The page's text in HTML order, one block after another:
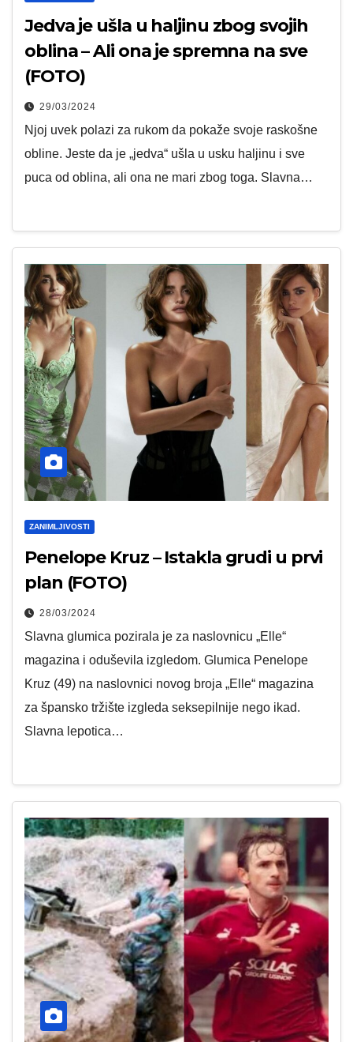
Jedva je ušla u haljinu zbog svojih
oblina – Ali ona je spremna na sve
(FOTO)
29/03/2024
Njoj uvek polazi za rukom da pokaže svoje raskošne
obline. Jeste da je „jedva“ ušla u usku haljinu i sve
puca od oblina, ali ona ne mari zbog toga. Slavna…
ZANIMLJIVOSTI
Penelope Kruz – Istakla grudi u prvi
plan (FOTO)
28/03/2024
Slavna glumica pozirala je za naslovnicu „Elle“
magazina i oduševila izgledom. Glumica Penelope
Kruz (49) na naslovnici novog broja „Elle“ magazina
za špansko tržište izgleda seksepilnije nego ikad.
Slavna lepotica…